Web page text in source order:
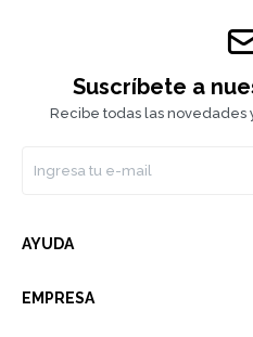
Suscríbete a
Recibe todas las novedades
AYUDA
EMPRESA